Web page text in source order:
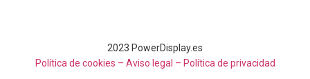
2023 PowerDisplay.es
Política de cookies – Aviso legal – Política de privacidad